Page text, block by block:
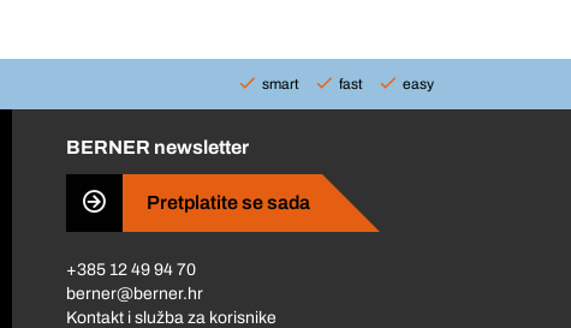
smart fast easy
BERNER newsletter
Pretplatite se sada
+385 12 49 94 70
berner@berner.hr
Kontakt i služba za korisnike